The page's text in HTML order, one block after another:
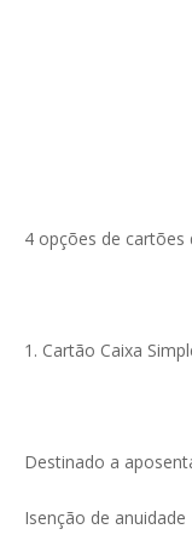
4 opções de
1. Cartão Caixa
Destinado a
Isenção de anuidade